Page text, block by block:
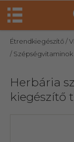
Étrendkiegészítő/
/ Szépségvitaminok
Herbária
kiegészítő